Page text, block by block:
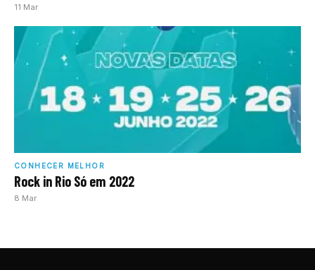
11 Mar
CONHECER MELHOR
Rock in Rio Só em 2022
8 Mar